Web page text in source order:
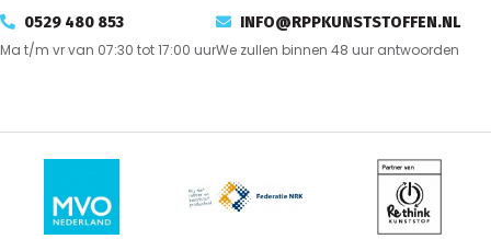
0529 480 853
Ma t/m vr van 07:30 tot 17:00 uur
INFO@RPPKUNSTSTOFFEN.NL
We zullen binnen 48 uur antwoorden